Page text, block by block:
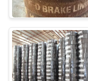
FABRIK-
AUSFLUG